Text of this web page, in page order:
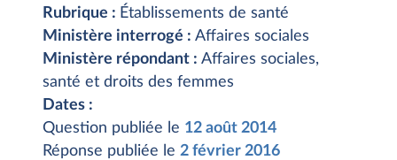
Rubrique : Établissements de santé
Ministère interrogé : Affaires sociales
Ministère répondant : Affaires sociales,
santé et droits des femmes
Dates :
Question publiée le 12 août 2014
Réponse publiée le 2 février 2016